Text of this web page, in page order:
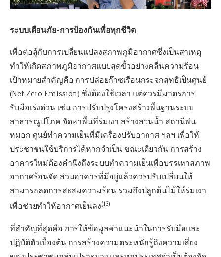
ระบบเตือนภัย-การป้องกันเพื่อทุกชีวิต
เพื่อต่อสู้กับการเปลี่ยนแปลงสภาพภูมิอากาศซึ่งเป็นสาเหตุ
ทำให้เกิดสภาพภูมิอากาศแบบสุดขั้วอย่างคลื่นความร้อน
เป้าหมายสำคัญคือ การปล่อยก๊าซเรือนกระจกสุทธิเป็นศูนย์
(Net Zero Emission) ซึ่งต้องใช้เวลา แต่ควรมีมาตรการ
รับมือเร่งด่วน เช่น การปรับปรุงโครงสร้างพื้นฐานระบบ
สาธารณูปโภค จัดหาพื้นที่ร่มเงา สร้างสวนน้ำ สถานีพ่น
หมอก ศูนย์ทำความเย็นที่มีเครื่องปรับอากาศ ฯลฯ เพื่อให้
ประชาชนใช้บริการได้หากจำเป็น ขณะเดียวกัน การสร้าง
อาคารใหม่ต้องคำนึงถึงระบบทำความเย็นเพื่อบรรเทาสภาพ
อากาศร้อนจัด ส่วนอาคารที่มีอยู่แล้วควรปรับเปลี่ยนให้
สามารถลดการสะสมความร้อน รวมถึงปลูกต้นไม้ให้ร่มเงา
เพื่อช่วยทำให้อากาศเย็นลง(13)
ที่สำคัญที่สุดคือ การให้ข้อมูลคำแนะนำในการรับมือและ
ปฏิบัติตัวเบื้องต้น การสร้างความตระหนักรู้ถึงความเสี่ยง